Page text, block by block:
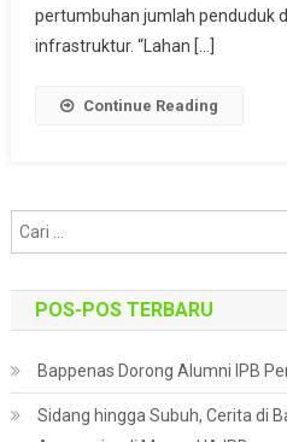
pertumbuhan jumlah penduduk
infrastruktur. “Lahan […]
Continue Reading
POS-POS TERBARU
Bappenas Dorong Alumni IPB
Sidang hingga Subuh, Cerita di